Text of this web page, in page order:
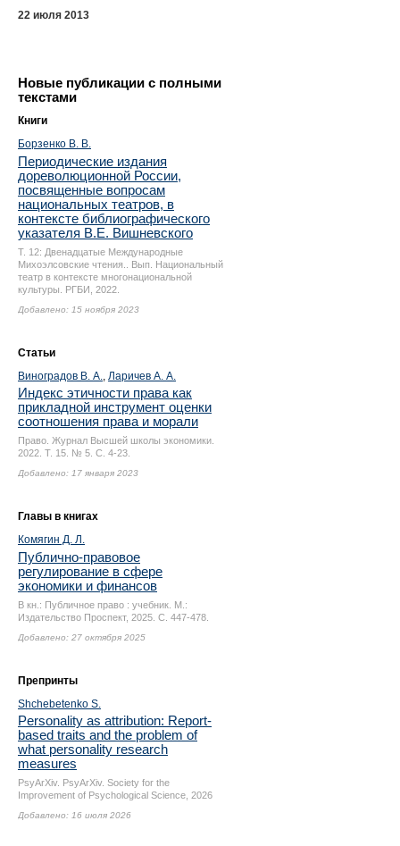
22 июля 2013
Новые публикации с полными
текстами
Книги
Борзенко В. В.
Периодические издания
дореволюционной России,
посвященные вопросам
национальных театров, в
контексте библиографического
указателя В.Е. Вишневского
Т. 12: Двенадцатые Международные
Михоэлсовские чтения.. Вып. Национальный
театр в контексте многонациональной
культуры. РГБИ, 2022.
Добавлено: 15 ноября 2023
Статьи
Виноградов В. А.
Ларичев А. А.
Индекс этичности права как
прикладной инструмент оценки
соотношения права и морали
Право. Журнал Высшей школы экономики.
2022. Т. 15. № 5. С. 4-23.
Добавлено: 17 января 2023
Главы в книгах
Комягин Д. Л.
Публично-правовое
регулирование в сфере
экономики и финансов
В кн.: Публичное право : учебник. М.:
Издательство Проспект, 2025. С. 447-478.
Добавлено: 27 октября 2025
Препринты
Shchebetenko S.
Personality as attribution: Report-
based traits and the problem of
what personality research
measures
PsyArXiv. PsyArXiv. Society for the
Improvement of Psychological Science, 2026
Добавлено: 16 июля 2026